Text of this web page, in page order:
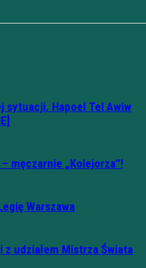
sytuacji. Hapoel Tel Awiw
męczarnie „Kolejorza”!
Warszawa
udziałem Mistrza Świata